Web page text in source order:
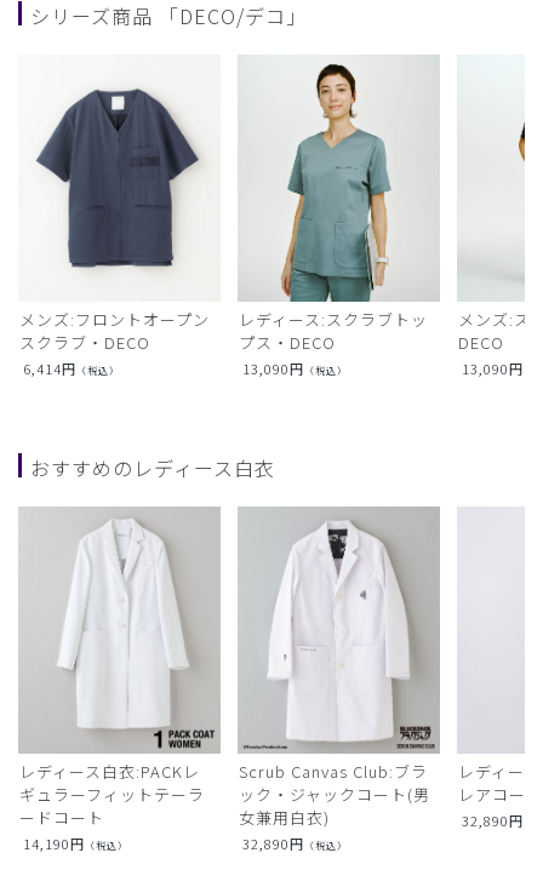
シリーズ商品 「DECO/デコ」
メンズ:フロントオープン
スクラブ・DECO
6,414円 （税込）
レディース:スクラブトッ
プス・DECO
13,090円 （税込）
メンズ:ス
DECO
13,090円
おすすめのレディース白衣
レディース白衣:PACKレ
ギュラーフィットテーラ
ードコート
14,190円 （税込）
Scrub Canvas Club:ブラ
ック・ジャックコート(男
女兼用白衣)
32,890円 （税込）
レディー
レアコート
32,890円